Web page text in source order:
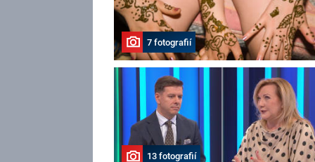
7 fotografií
13 fotografií